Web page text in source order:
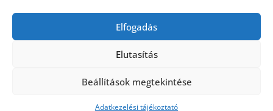
Elfogadás
Elutasítás
Beállítások megtekintése
Adatkezelési tájékoztató
Vásárlás
Webáruház
Theme